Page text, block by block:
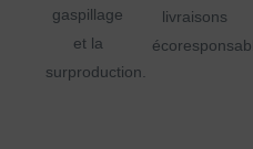
gaspillage
et la
surproduction.
livraisons